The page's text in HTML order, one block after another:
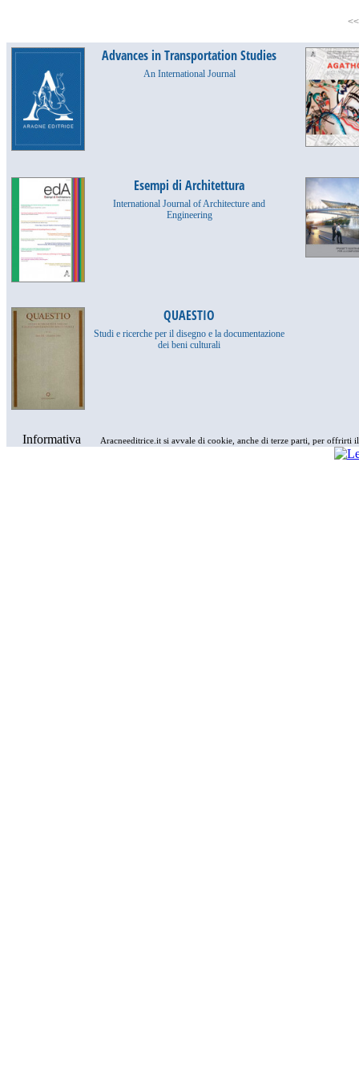
Advances in Transportation Studies
An International Journal
Esempi di Architettura
International Journal of Architecture and
Engineering
QUAESTIO
Studi e ricerche per il disegno e la documentazione
dei beni culturali
Informativa Aracneeditrice.it si avvale di cookie, anche di terze parti, per